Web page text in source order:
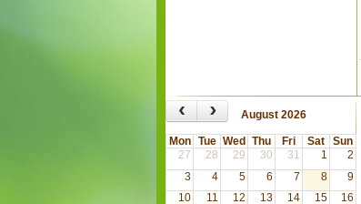
‹ › August 2026
Mon Tue Wed Thu Fri Sat
Sun
27
28 29 30 31 1
2
3
4 5 6 7 8
9
10
11 12 13 14 15 16